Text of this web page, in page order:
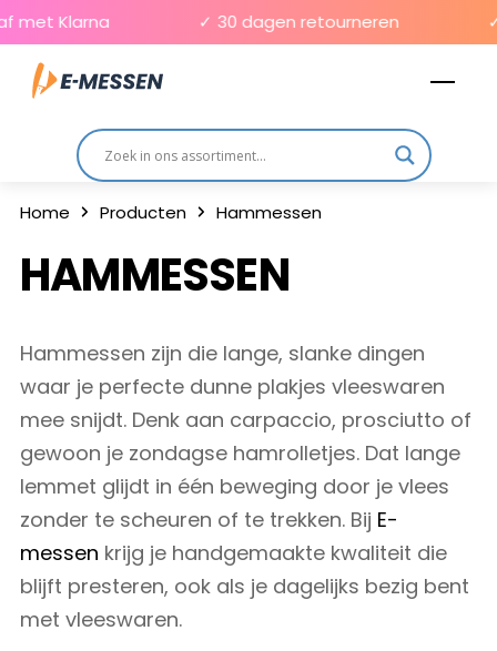
Skip
to
content
Klarna ✓ 30 dagen retourneren ✓
Home Producten Hammessen
HAMMESSEN
Hammessen zijn die lange, slanke dingen
waar je perfecte dunne plakjes vleeswaren
mee snijdt. Denk aan carpaccio, prosciutto of
gewoon je zondagse hamrolletjes. Dat lange
lemmet glijdt in één beweging door je vlees
zonder te scheuren of te trekken. Bij E-
messen krijg je handgemaakte kwaliteit die
blijft presteren, ook als je dagelijks bezig bent
met vleeswaren.